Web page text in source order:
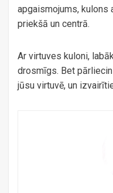
apgaismojums,
priekšā un centrā.
Ar virtuves kuloni,
drosmīgs. Bet
jūsu virtuvē, un